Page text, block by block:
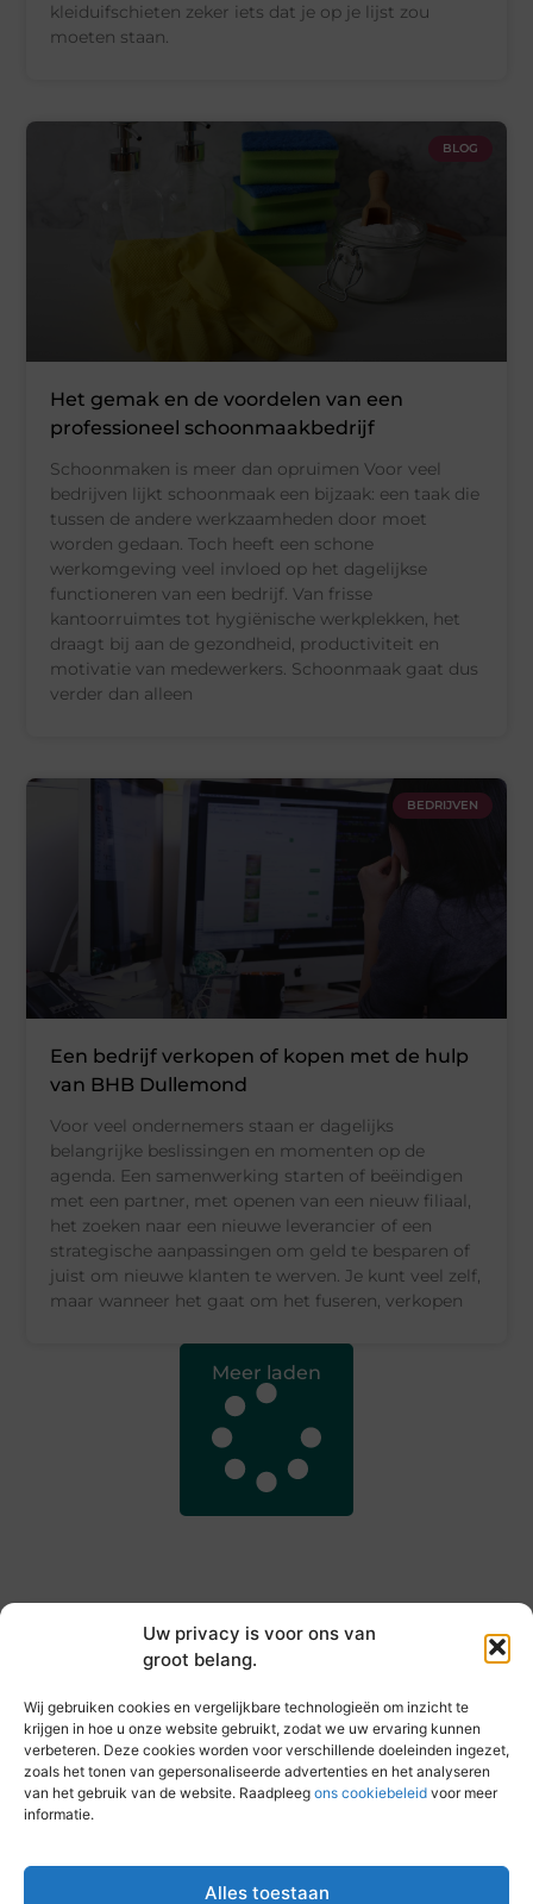
Uw privacy is voor ons van
groot belang.
Wij gebruiken cookies en vergelijkbare technologieën om inzicht te
krijgen in hoe u onze website gebruikt, zodat we uw ervaring kunnen
verbeteren. Deze cookies worden voor verschillende doeleinden ingezet,
zoals het tonen van gepersonaliseerde advertenties en het analyseren
van het gebruik van de website. Raadpleeg ons cookiebeleid voor meer
informatie.
Alles toestaan
kleiduifschieten zeker iets dat je op je lijst zou
moeten staan.
BLOG
Het gemak en de voordelen van een
professioneel schoonmaakbedrijf
Schoonmaken is meer dan opruimen Voor veel
bedrijven lijkt schoonmaak een bijzaak: een taak die
tussen de andere werkzaamheden door moet
worden gedaan. Toch heeft een schone
werkomgeving veel invloed op het dagelijkse
functioneren van een bedrijf. Van frisse
kantoorruimtes tot hygiënische werkplekken, het
draagt bij aan de gezondheid, productiviteit en
motivatie van medewerkers. Schoonmaak gaat dus
verder dan alleen
BEDRIJVEN
Een bedrijf verkopen of kopen met de hulp
van BHB Dullemond
Voor veel ondernemers staan er dagelijks
belangrijke beslissingen en momenten op de
agenda. Een samenwerking starten of beëindigen
met een partner, met openen van een nieuw filiaal,
het zoeken naar een nieuwe leverancier of een
strategische aanpassingen om geld te besparen of
juist om nieuwe klanten te werven. Je kunt veel zelf,
maar wanneer het gaat om het fuseren, verkopen
Meer laden
Elke dag iets nieuws op vandebeckenkamp.nl